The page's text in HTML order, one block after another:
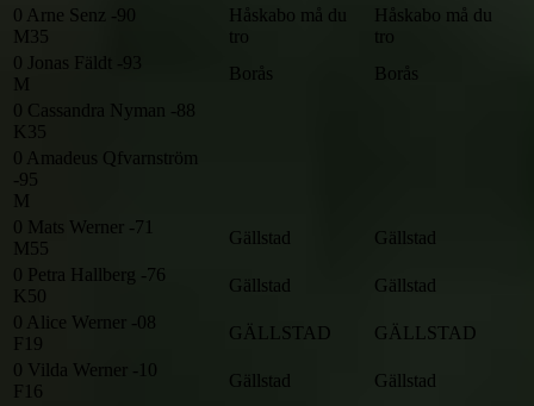
0 Arne Senz -90
M35
Håskabo må du
tro
Håskabo må du
tro
0 Jonas Fäldt -93
M
Borås
Borås
0 Cassandra Nyman -88
K35
0 Amadeus Qfvarnström
-95
M
0 Mats Werner -71
M55
Gällstad
Gällstad
0 Petra Hallberg -76
K50
Gällstad
Gällstad
0 Alice Werner -08
F19
GÄLLSTAD
GÄLLSTAD
0 Vilda Werner -10
F16
Gällstad
Gällstad